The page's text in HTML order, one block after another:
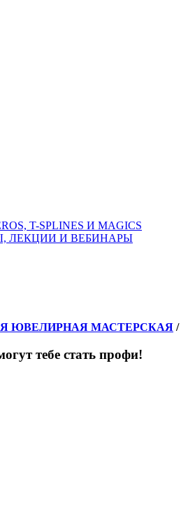
T-SPLINES И MAGICS
ЛЕКЦИИ И ВЕБИНАРЫ
ЮВЕЛИРНАЯ МАСТЕРСКАЯ /
тебе стать профи!